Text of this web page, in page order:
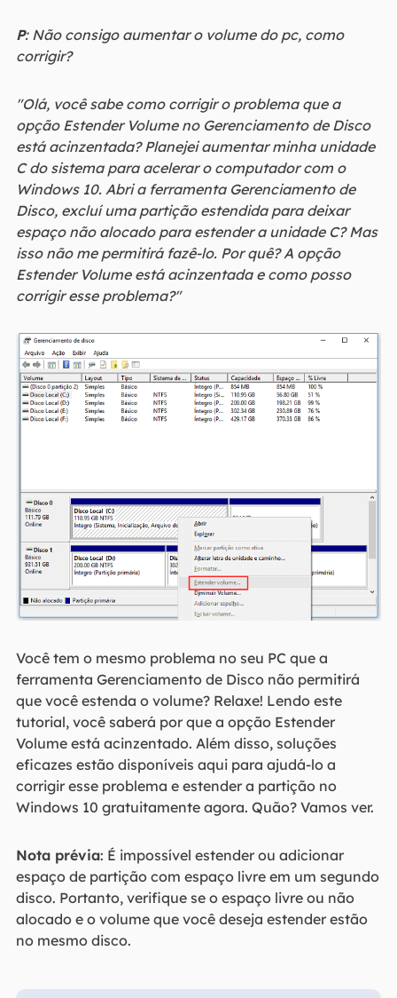
P: Não consigo aumentar o volume do pc, como
corrigir?
"Olá, você sabe como corrigir o problema que a
opção Estender Volume no Gerenciamento de Disco
está acinzentada? Planejei aumentar minha unidade
C do sistema para acelerar o computador com o
Windows 10. Abri a ferramenta Gerenciamento de
Disco, excluí uma partição estendida para deixar
espaço não alocado para estender a unidade C? Mas
isso não me permitirá fazê-lo. Por quê? A opção
Estender Volume está acinzentada e como posso
corrigir esse problema?"
Você tem o mesmo problema no seu PC que a
ferramenta Gerenciamento de Disco não permitirá
que você estenda o volume? Relaxe! Lendo este
tutorial, você saberá por que a opção Estender
Volume está acinzentado. Além disso, soluções
eficazes estão disponíveis aqui para ajudá-lo a
corrigir esse problema e estender a partição no
Windows 10 gratuitamente agora. Quão? Vamos ver.
Nota prévia: É impossível estender ou adicionar
espaço de partição com espaço livre em um segundo
disco. Portanto, verifique se o espaço livre ou não
alocado e o volume que você deseja estender estão
no mesmo disco.